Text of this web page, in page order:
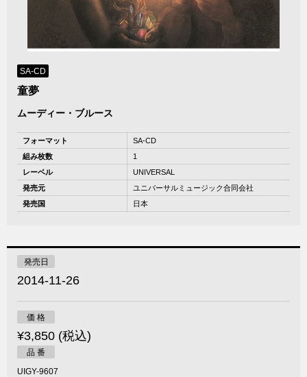
SA-CD
童夢
ムーディー・ブルース
フォーマット
SA-CD
組み枚数
1
レーベル
UNIVERSAL
発売元
ユニバーサルミュージック合同会社
発売国
日本
発売日
2014-11-26
価 格
¥3,850 (税込)
品 番
UIGY-9607